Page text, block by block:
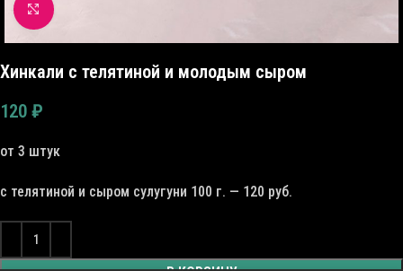
Click to enlarge
Хинкали с телятиной и молодым сыром
120 ₽
от 3 штук
с телятиной и сыром сулугуни 100 г. — 120 руб.